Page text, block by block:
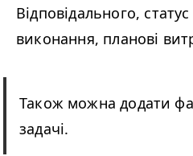
Відповідального,
виконання, планові
Також можна додати
задачі.